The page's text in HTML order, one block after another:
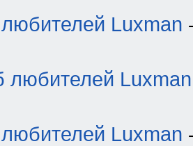
Luxman
любителей Luxman
Luxman